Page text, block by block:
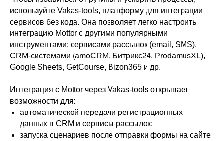
используйте Vakas-tools, платформу для интеграции
сервисов без кода. Она позволяет легко настроить
интеграцию Mottor с другими популярными
инструментами: сервисами рассылок (email, SMS),
CRM-системами (amoCRM, Битрикс24, ProdamusXL),
Google Sheets, GetCourse, Bizon365 и др.
Интеграция с Mottor через Vakas-tools открывает
возможности для:
автоматической передачи регистрационных
данных в CRM и сервисы рассылок;
запуска сценариев после отправки формы на сайте